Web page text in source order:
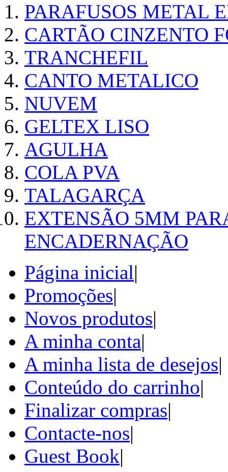
PARAFUSOS METAL
CARTÃO CINZENTO
TRANCHEFIL
CANTO METALICO
NUVEM
GELTEX LISO
AGULHA
COLA PVA
TALAGARÇA
EXTENSÃO 5MM
ENCADERNAÇÃO
Página inicial|
Promoções|
Novos produtos|
A minha conta|
A minha lista de desejos|
Conteúdo do carrinho|
Finalizar compras|
Contacte-nos|
Guest Book|